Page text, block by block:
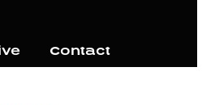
Contact